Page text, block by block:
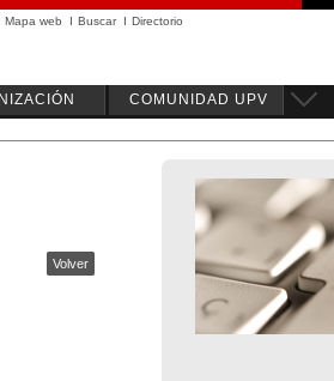
Mapa web I Buscar I Directorio
COMUNIDAD UPV
Volver